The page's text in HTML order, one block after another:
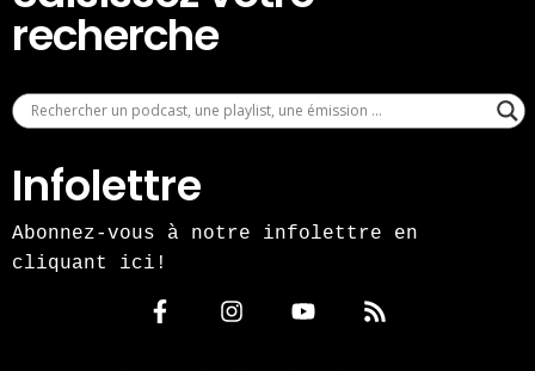
recherche
Infolettre
Abonnez-vous à notre infolettre en
cliquant ici!